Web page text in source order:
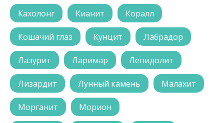
Кахолонг Кианит Коралл
Кошачий глаз Кунцит Лабрадор
Лазурит Ларимар Лепидолит
Лизардит Лунный камень Малахит
Морганит Морион